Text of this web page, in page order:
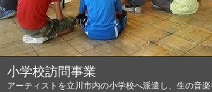
小学校訪問事業
アーティストを立川市内の小学校へ派遣し、生の音